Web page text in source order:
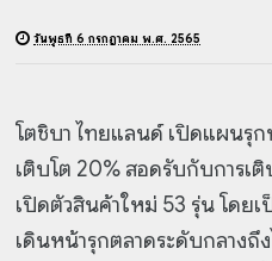
วันพุธที่ 6 กรกฎาคม พ.ศ. 2565
โตชิบา ไทยแลนด์ เปิดแผนรุก
เติบโต 20% สอดรับกับการเติ
เปิดตัวสินค้าใหม่ 53 รุ่น โดย
เดินหน้ารุกตลาดระดับกลางถึ